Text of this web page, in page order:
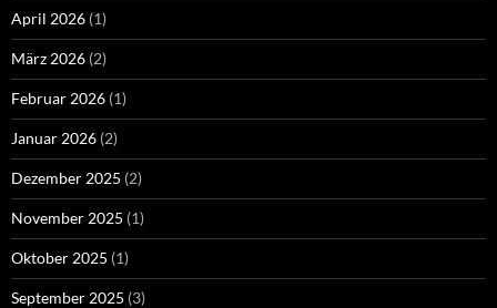
April 2026 (1)
März 2026 (2)
Februar 2026 (1)
Januar 2026 (2)
Dezember 2025 (2)
November 2025 (1)
Oktober 2025 (1)
September 2025 (3)